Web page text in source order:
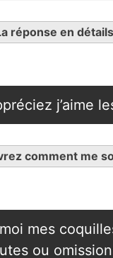
réponse en
j’aime
comment me
mes
ou